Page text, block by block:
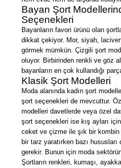
Bayan Şort
Seçenekleri
Bayanların favori ürünü olan
dikkat çekiyor. Mor, siyah,
görmek mümkün. Çizgili şort
oluyor. Birbirinden renkli ve göz
bayanların en çok kullandığı
Klasik Şort Modelleri
Moda alanında kadın şort
şort seçenekleri de mevcuttur.
modelleri davetlerde veya özel
şort seçenekleri ise kış ayları
ceket ve çizme ile şık bir
bir tarz yaratırken bazı
gerekir. Bunun için moda
Şortların renkleri, kumaşı,